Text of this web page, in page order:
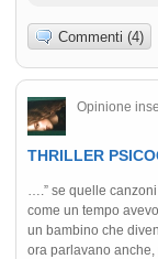
Commenti (4)
Opinione
THRILLER
….” se quelle
come un tempo
un bambino che
ora parlavano anche,